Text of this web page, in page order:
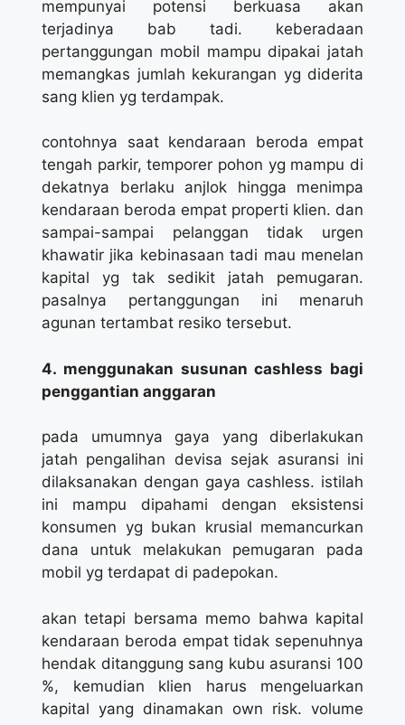
mempunyai potensi berkuasa akan
terjadinya bab tadi. keberadaan
pertanggungan mobil mampu dipakai jatah
memangkas jumlah kekurangan yg diderita
sang klien yg terdampak.
contohnya saat kendaraan beroda empat
tengah parkir, temporer pohon yg mampu di
dekatnya berlaku anjlok hingga menimpa
kendaraan beroda empat properti klien. dan
sampai-sampai pelanggan tidak urgen
khawatir jika kebinasaan tadi mau menelan
kapital yg tak sedikit jatah pemugaran.
pasalnya pertanggungan ini menaruh
agunan tertambat resiko tersebut.
4. menggunakan susunan cashless bagi
penggantian anggaran
pada umumnya gaya yang diberlakukan
jatah pengalihan devisa sejak asuransi ini
dilaksanakan dengan gaya cashless. istilah
ini mampu dipahami dengan eksistensi
konsumen yg bukan krusial memancurkan
dana untuk melakukan pemugaran pada
mobil yg terdapat di padepokan.
akan tetapi bersama memo bahwa kapital
kendaraan beroda empat tidak sepenuhnya
hendak ditanggung sang kubu asuransi 100
%, kemudian klien harus mengeluarkan
kapital yang dinamakan own risk. volume